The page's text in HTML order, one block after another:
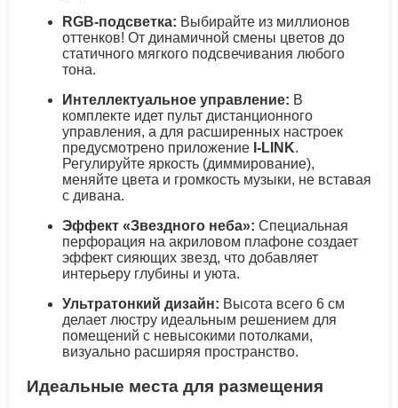
RGB-подсветка: Выбирайте из миллионов
оттенков! От динамичной смены цветов до
статичного мягкого подсвечивания любого
тона.
Интеллектуальное управление: В
комплекте идет пульт дистанционного
управления, а для расширенных настроек
предусмотрено приложение I-LINK.
Регулируйте яркость (диммирование),
меняйте цвета и громкость музыки, не вставая
с дивана.
Эффект «Звездного неба»: Специальная
перфорация на акриловом плафоне создает
эффект сияющих звезд, что добавляет
интерьеру глубины и уюта.
Ультратонкий дизайн: Высота всего 6 см
делает люстру идеальным решением для
помещений с невысокими потолками,
визуально расширяя пространство.
Идеальные места для размещения